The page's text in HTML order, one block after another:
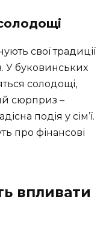
свої традиції
У буковинських
солодощі,
сюрприз –
подія у сім’ї.
про фінансові
впливати